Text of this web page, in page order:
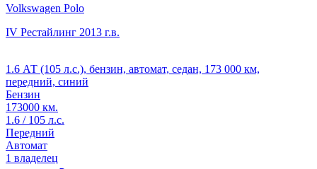
Volkswagen Polo
IV Рестайлинг 2013 г.в.
1.6 АТ (105 л.с.), бензин, автомат, седан, 173 000 км,
передний, синий
Бензин
173000 км.
1.6 / 105 л.с.
Передний
Автомат
1 владелец